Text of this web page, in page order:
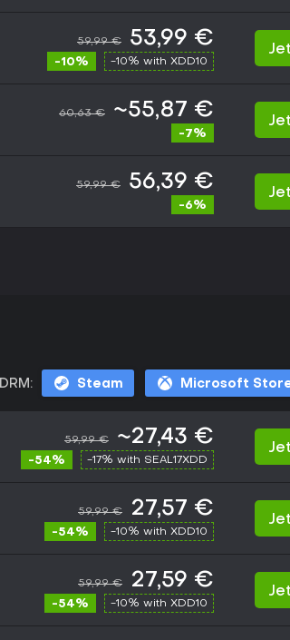
59,99 € 53,99 €
-10% -10% with XDD10
60,63 € ~55,87 €
-7%
59,99 € 56,39 €
-6%
DRM: Steam Microsoft
59,99 € ~27,43 €
-54% -17% with SEAL17XDD
59,99 € 27,57 €
-54% -10% with XDD10
59,99 € 27,59 €
-54% -10% with XDD10